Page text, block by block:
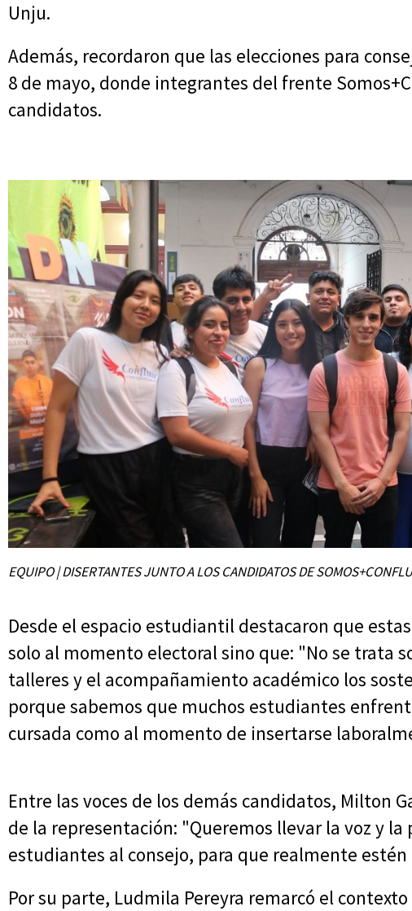
Unju.
Además, recordaron que las elecciones para
8 de mayo, donde integrantes del frente
candidatos.
EQUIPO | DISERTANTES JUNTO A LOS CANDIDATOS DE
Desde el espacio estudiantil destacaron que
solo al momento electoral sino que: "No se trata
talleres y el acompañamiento académico los
porque sabemos que muchos estudiantes
cursada como al momento de insertarse
Entre las voces de los demás candidatos, Milton
de la representación: "Queremos llevar la voz y
estudiantes al consejo, para que realmente
Por su parte, Ludmila Pereyra remarcó el